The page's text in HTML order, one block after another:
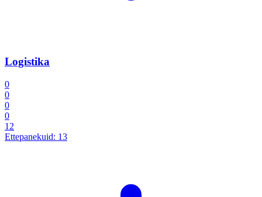
Logistika
0
0
0
0
12
Ettepanekuid: 13